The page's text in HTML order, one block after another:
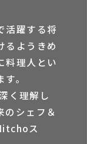
活躍する将
るようきめ
料理⼈とい
。
く理解し
のシェフ＆
ス